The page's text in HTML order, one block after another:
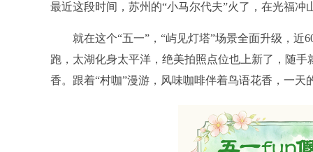
最近这段时间，苏州的“小马尔代夫”火了，在光福冲
就在这个“五一”，“屿见灯塔”场景全面升级，近
跑，太湖化身太平洋，绝美拍照点位也上新了，随
香。跟着“村咖”漫游，风味咖啡伴着鸟语花香，一天